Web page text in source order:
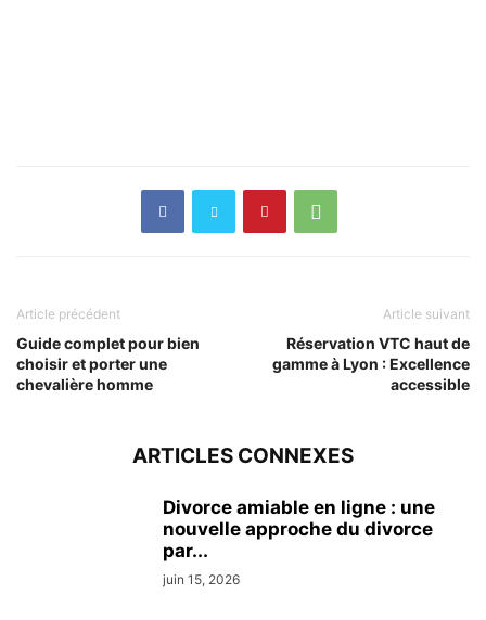
Article précédent
Guide complet pour bien
choisir et porter une
chevalière homme
Article suivant
Réservation VTC haut de
gamme à Lyon : Excellence
accessible
ARTICLES CONNEXES
Divorce amiable en ligne : une
nouvelle approche du divorce
par...
juin 15, 2026